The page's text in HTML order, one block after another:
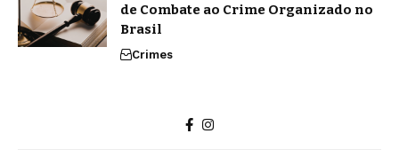
de Combate ao Crime Organizado no
Brasil
Crimes